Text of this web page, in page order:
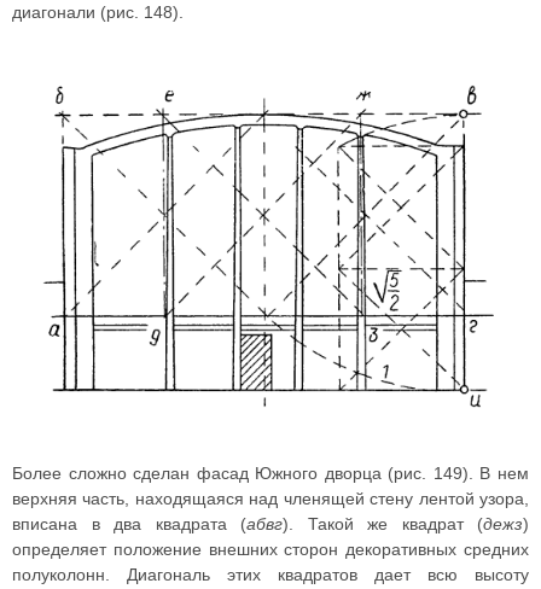
диагонали (рис. 148).
Более сложно сделан фасад Южного дворца (рис. 149). В нем
верхняя часть, находящаяся над членящей стену лентой узора,
вписана в два квадрата (абвг). Такой же квадрат (дежз)
определяет положение внешних сторон декоративных средних
полуколонн. Диагональ этих квадратов дает всю высоту